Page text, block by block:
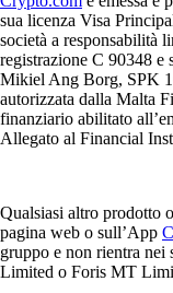
sua licenza Visa
società a responsabilità
registrazione C 90348 e
Mikiel Ang Borg, SPK
autorizzata dalla Malta
finanziario abilitato
Allegato al Financial
Qualsiasi altro prodotto
pagina web o sull’App
gruppo e non rientra
Limited o Foris MT